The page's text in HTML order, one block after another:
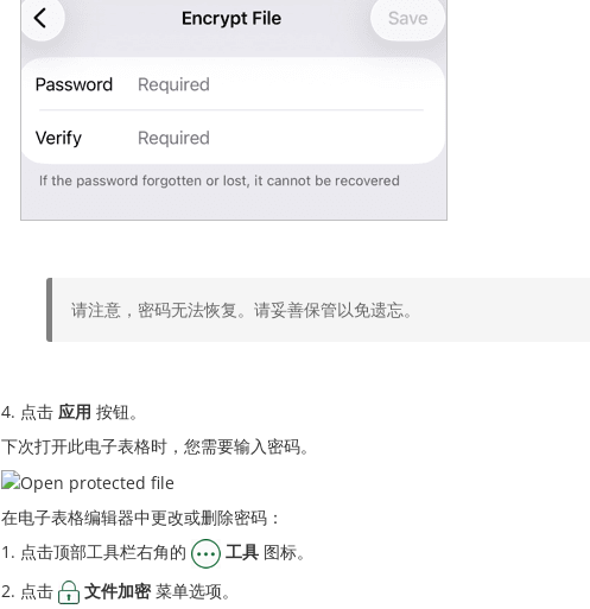
请注意，密码无法恢复。请妥善保管以免遗忘。
点击 应用 按钮。
下次打开此电子表格时，您需要输入密码。
在电子表格编辑器中更改或删除密码：
点击顶部工具栏右角的
工具 图标。
点击
文件加密菜单选项。